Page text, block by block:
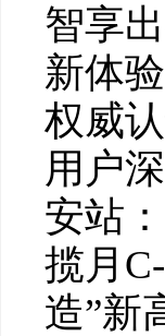
智享
新体验
权威
用户
安站
揽月
造”新